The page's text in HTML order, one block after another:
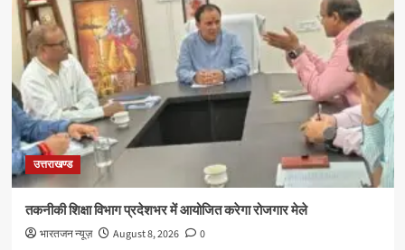
उत्तराखण्ड
तकनीकी शिक्षा विभाग प्रदेशभर में आयोजित करेगा रोजगार मेले
भारतजन न्यूज़ August 8, 2026 0